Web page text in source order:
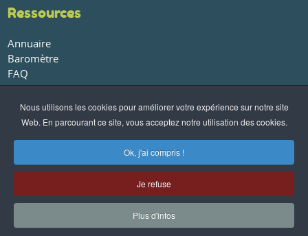
Ressources
Annuaire
Baromètre
FAQ
Glossaire
Publications et rapports
À propos
Qui sommes-nous ?
Conditions générales de vente-Politique de confidentialité
Mentions légales- ©AGRI-CITY.info -Contact
Nous utilisons les cookies pour améliorer votre expérience sur notre site
Web. En parcourant ce site, vous acceptez notre utilisation des cookies.
Ok, j'ai compris !
Je refuse
Plus d'infos